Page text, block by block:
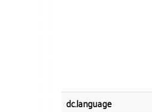
dc.language